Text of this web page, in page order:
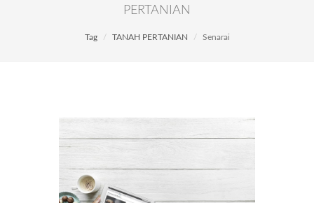
PERTANIAN
Tag TANAH PERTANIAN Senarai